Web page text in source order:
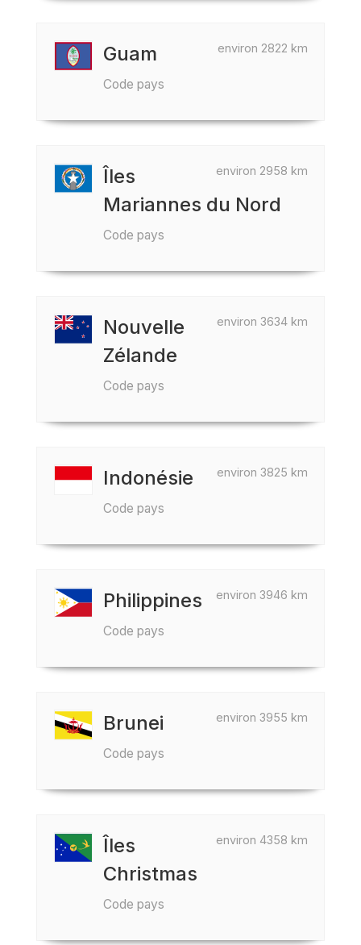
environ 2822 km
Guam
Code pays
environ 2958 km
Îles
Mariannes du Nord
Code pays
environ 3634 km
Nouvelle
Zélande
Code pays
environ 3825 km
Indonésie
Code pays
environ 3946 km
Philippines
Code pays
environ 3955 km
Brunei
Code pays
environ 4358 km
Îles
Christmas
Code pays